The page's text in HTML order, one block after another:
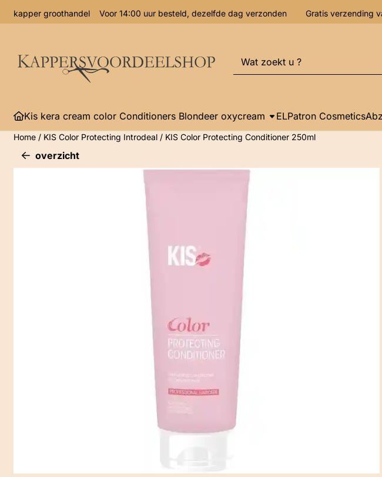
kapper groothandel Voor 14:00 uur besteld, dezelfde dag verzonden Gratis
Zoeken
Kis kera cream color Conditioners Blondeer oxycream ELPatron Cosmetics
Home / KIS Color Protecting Introdeal / KIS Color Protecting Conditioner 250ml
overzicht